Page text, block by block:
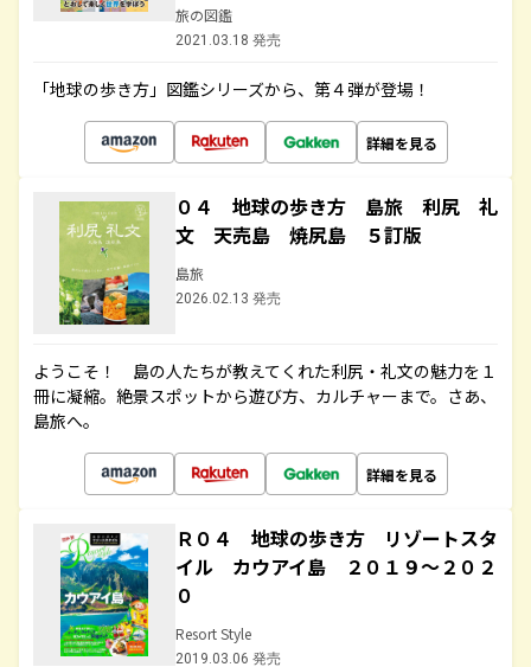
旅の図鑑
2021.03.18 発売
「地球の歩き方」図鑑シリーズから、第４弾が登場！
詳細を見る
０４ 地球の歩き方 島旅 利尻 礼
文 天売島 焼尻島 ５訂版
島旅
2026.02.13 発売
ようこそ！ 島の人たちが教えてくれた利尻・礼文の魅力を１
冊に凝縮。絶景スポットから遊び方、カルチャーまで。さあ、
島旅へ。
詳細を見る
Ｒ０４ 地球の歩き方 リゾートスタ
イル カウアイ島 ２０１９～２０２
０
Resort Style
2019.03.06 発売